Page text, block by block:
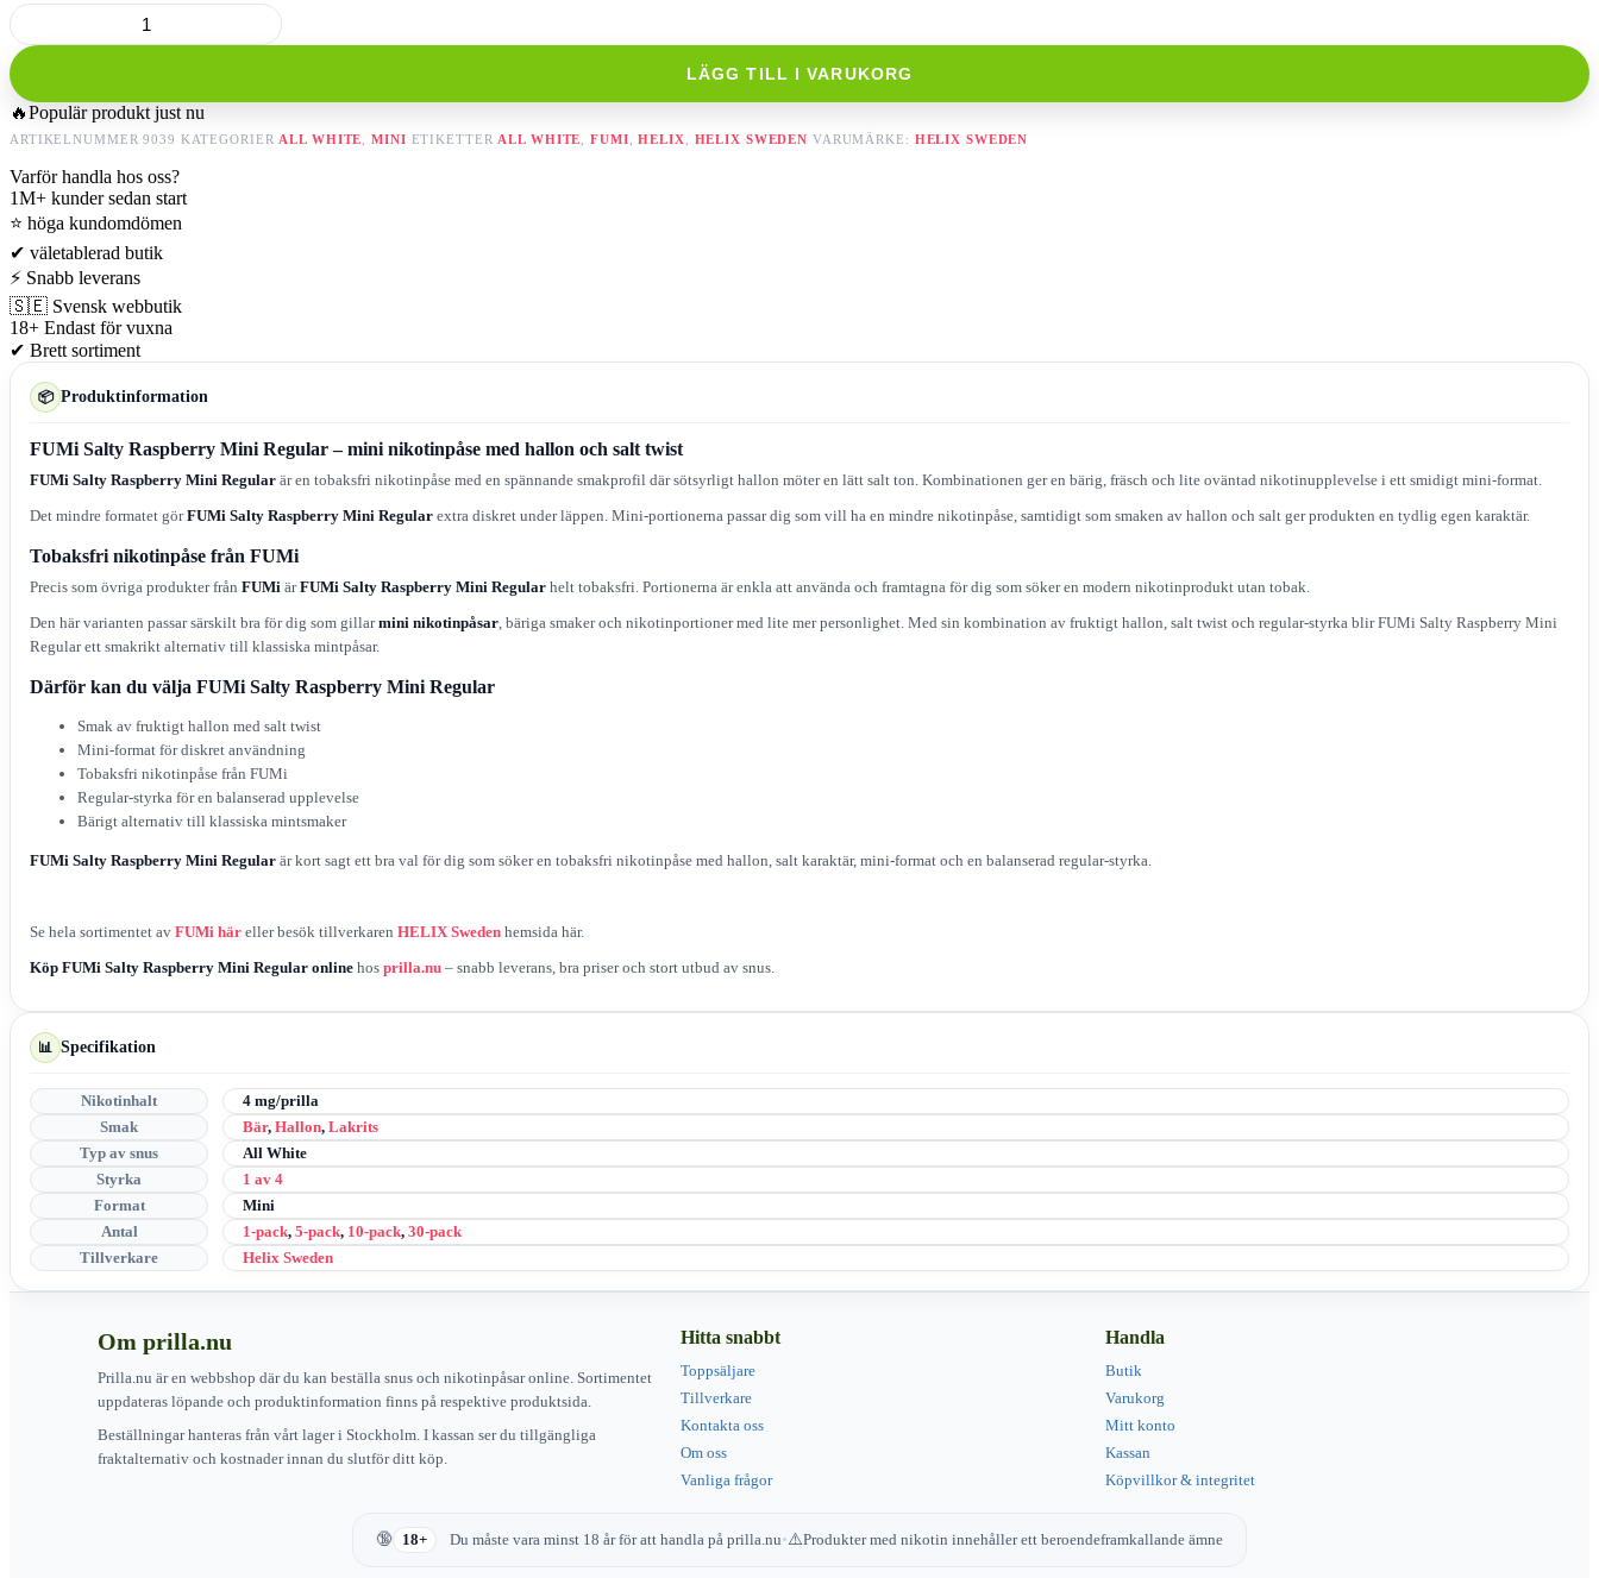
FUMi
Salty
Raspberry
Mini
Regular
mängd
LÄGG TILL I VARUKORG
🔥Populär produkt just nu
ARTIKELNUMMER9039 KATEGORIER ALL WHITE ,MINI ETIKETTER ALL WHITE ,FUMI ,HELIX HELIX SWEDEN VARUMÄRKE: HELIX SWEDEN
Varför handla hos oss?
1M+ kunder sedan start
⭐ höga kundomdömen
✔ väletablerad butik
⚡ Snabb leverans
🇸🇪 Svensk webbutik
18+ Endast för vuxna
✔ Brett sortiment
📦 Produktinformation
FUMi Salty Raspberry Mini Regular – mini nikotinpåse med hallon och salt twist
FUMi Salty Raspberry Mini Regular är en tobaksfri nikotinpåse med en spännande smakprofil där sötsyrligt hallon möter en lätt salt ton. Kombinationen ger en bärig, fräsch och lite oväntad nikotinupplevelse i ett smidigt mini-format.
Det mindre formatet görFUMi Salty Raspberry Mini Regular extra diskret under läppen. Mini-portionerna passar dig som vill ha en mindre nikotinpåse, samtidigt som smaken av hallon och salt ger produkten en tydlig egen karaktär.
Tobaksfri nikotinpåse från FUMi
Precis som övriga produkter från FUMi ärFUMi Salty Raspberry Mini Regular helt tobaksfri. Portionerna är enkla att använda och framtagna för dig som söker en modern nikotinprodukt utan tobak.
Den här varianten passar särskilt bra för dig som gillarmini nikotinpåsar , bäriga smaker och nikotinportioner med lite mer personlighet. Med sin kombination av fruktigt hallon, salt twist och regular-styrka blir FUMi Salty Raspberry Mini
Regular ett smakrikt alternativ till klassiska mintpåsar.
Därför kan du välja FUMi Salty Raspberry Mini Regular
Smak av fruktigt hallon med salt twist
Mini-format för diskret användning
Tobaksfri nikotinpåse från FUMi
Regular-styrka för en balanserad upplevelse
Bärigt alternativ till klassiska mintsmaker
FUMi Salty Raspberry Mini Regular är kort sagt ett bra val för dig som söker en tobaksfri nikotinpåse med hallon, salt karaktär, mini-format och en balanserad regular-styrka.
Se hela sortimentet av FUMi här eller besök tillverkaren HELIX Sweden hemsida här.
Köp FUMi Salty Raspberry Mini Regular online hos prilla.nu – snabb leverans, bra priser och stort utbud av snus.
📊 Specifikation
Nikotinhalt
4 mg/prilla
Smak
Bär, Hallon, Lakrits
Typ av snus
All White
Styrka
1 av 4
Format
Mini
Antal
1-pack, 5-pack, 10-pack, 30-pack
Tillverkare
Helix Sweden
Om prilla.nu
Prilla.nu är en webbshop där du kan beställa snus och nikotinpåsar online. Sortimentet
uppdateras löpande och produktinformation finns på respektive produktsida.
Beställningar hanteras från vårt lager i Stockholm. I kassan ser du tillgängliga
fraktalternativ och kostnader innan du slutför ditt köp.
Hitta snabbt
Toppsäljare
Tillverkare
Kontakta oss
Om oss
Vanliga frågor
Handla
Butik
Varukorg
Mitt konto
Kassan
Köpvillkor & integritet
18+ Du måste vara minst 18 år för att handla på prilla.nu• Produkter med nikotin innehåller ett beroendeframkallande ämne